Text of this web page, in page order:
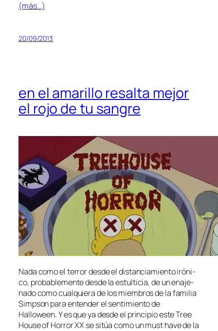
(más…)
20/09/2013
en el amarillo resalta mejor
el rojo de tu sangre
Nada co­mo el te­rror des­de el dis­tan­cia­mien­to iró­ni­
co, pro­ba­ble­men­te des­de la es­tul­ti­cia, de un ena­je­
na­do co­mo cual­quie­ra de los miem­bros de la fa­mi­lia
Simpson pa­ra en­ten­der el sen­ti­mien­to de
Halloween. Y es que ya des­de el prin­ci­pio es­te Tree
House of Horror XX se si­túa co­mo un must ha­ve de la